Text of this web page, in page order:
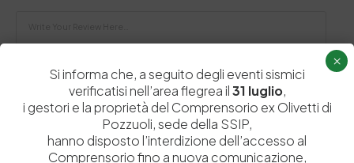
Si informa che, a seguito degli eventi sismici
verificatisi nell’area flegrea il31 luglio,
i gestori e la proprietà del Comprensorio ex Olivetti di
Pozzuoli, sede della SSIP,
hanno disposto l’interdizione dell’accesso al
Comprensorio fino a nuova comunicazione,
×